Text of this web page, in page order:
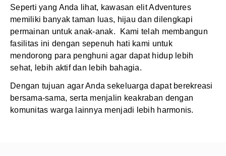
Seperti yang Anda lihat, kawasan elit Adventures
memiliki banyak taman luas, hijau dan dilengkapi
permainan untuk anak-anak. Kami telah membangun
fasilitas ini dengan sepenuh hati kami untuk
mendorong para penghuni agar dapat hidup lebih
sehat, lebih aktif dan lebih bahagia.
Dengan tujuan agar Anda sekeluarga dapat berekreasi
bersama-sama, serta menjalin keakraban dengan
komunitas warga lainnya menjadi lebih harmonis.